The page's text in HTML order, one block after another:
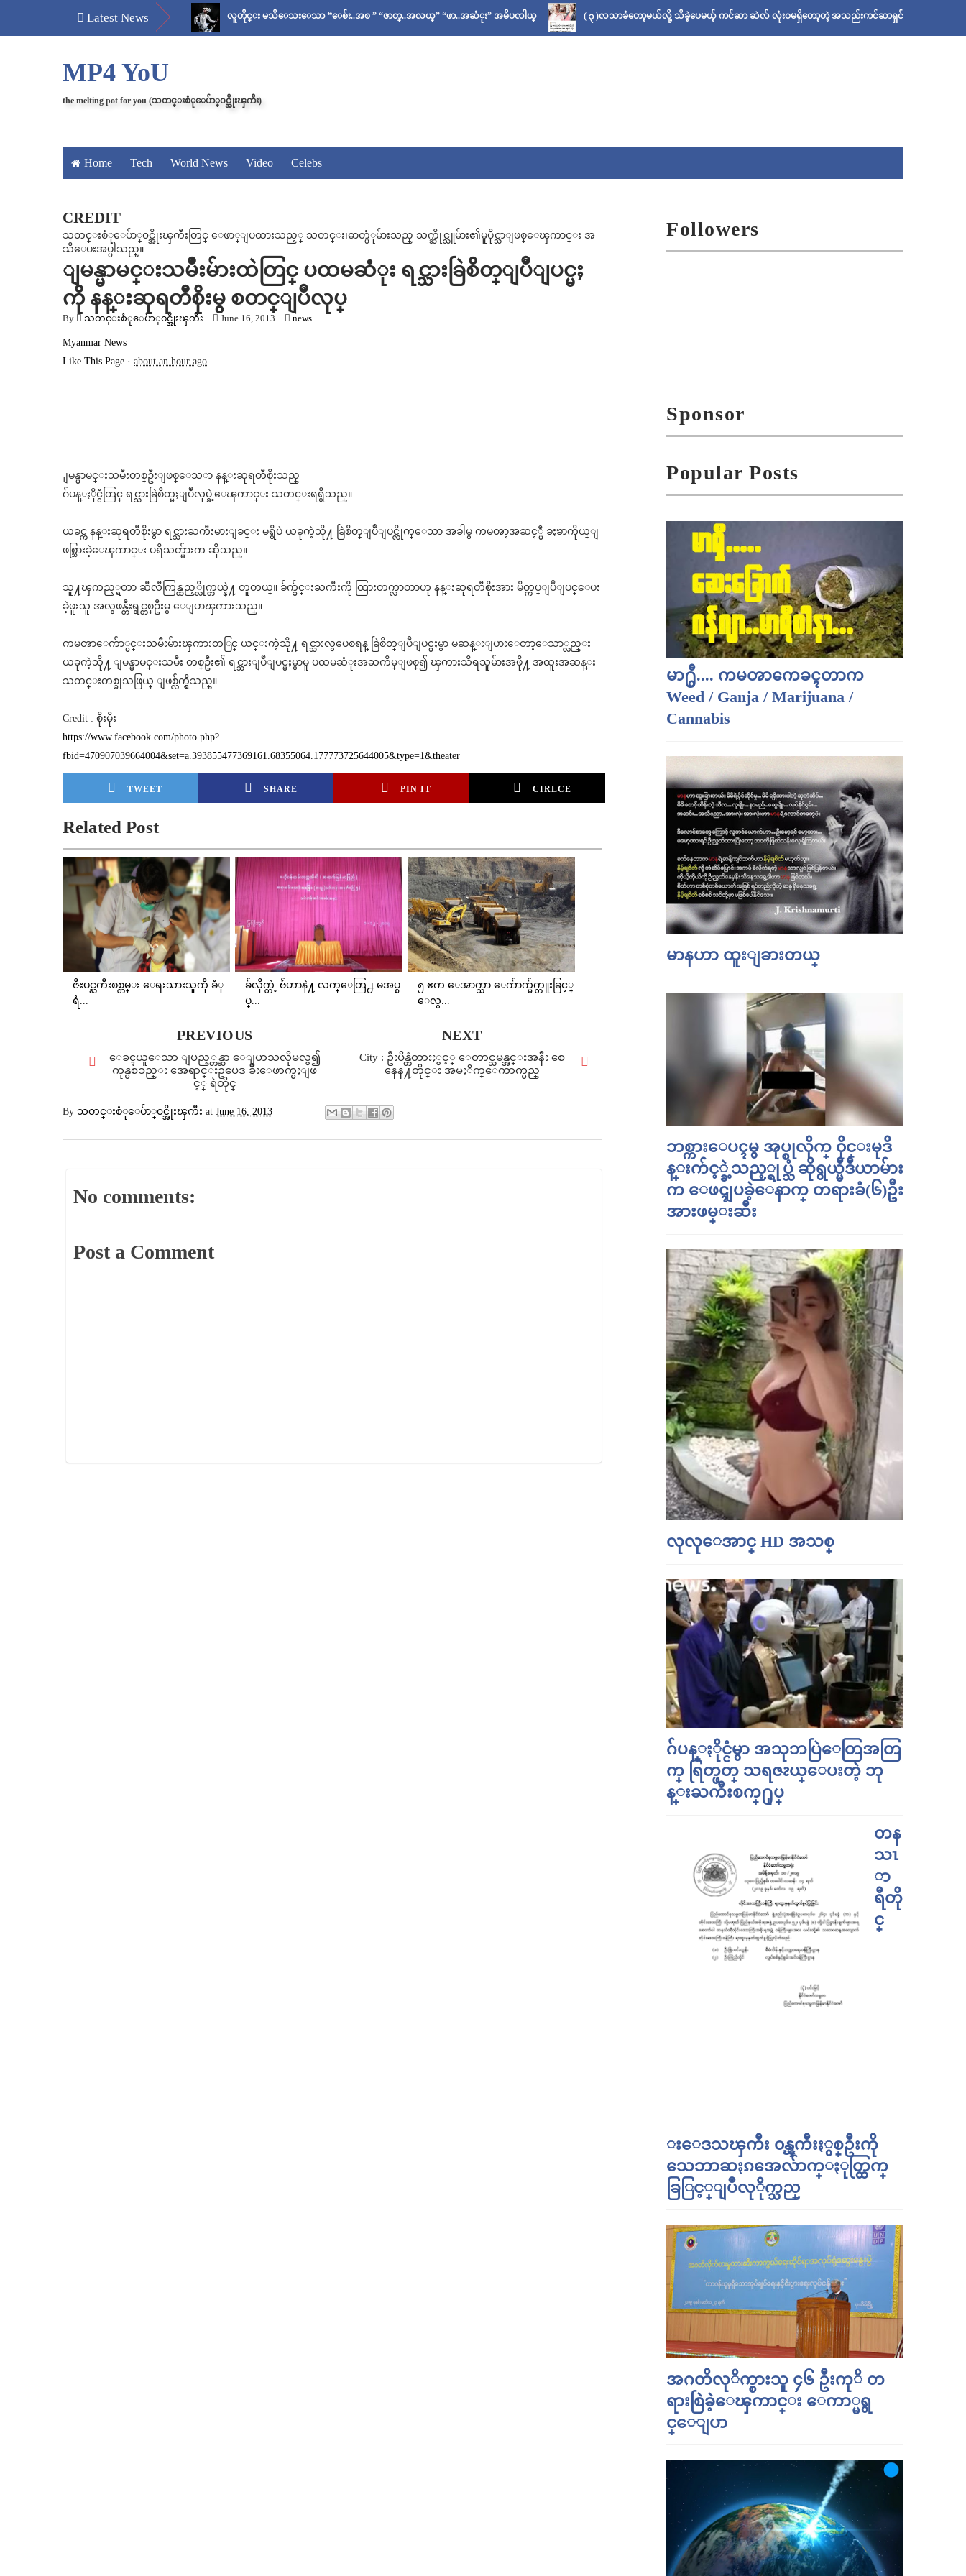
Latest News
မန်ကျည်းချဉ် သိပ်နည်း လူတိုင္း မသိေသးေသာ “ေစ်း..အစ ” “ဇာတ္..အလယ္” “ဖာ..အဆံုး” အဓိပၸါယ္ ( ၃ )လသာခံတော့မယ်လို့ သိခဲ့ပေမယ့် ကင်ဆာ ဆဲလ် လုံးဝမရှိတော့တဲ့ အသည်းကင်ဆာရှင် ဦးစိုးသန်းရဲ့ ဆေးနည်း
MP4 YoU
the melting pot for you (သတင္းစံုေပ်ာ္၀င္အိုးၾကီး)
Home Tech World News Video Celebs
CREDIT
သတင္းစံုေပ်ာ္၀င္အိုးၾကီးတြင္ ေဖာ္ျပထားသည့္ သတင္း၊ဓာတ္ပံုမ်ားသည္ သက္ဆိုင္သူမ်ား၏မူပိုင္သာျဖစ္ေၾကာင္း အ
သိေပးအပ္ပါသည္။
ျမန္မာမင္းသမီးမ်ားထဲတြင္ ပထမဆံုး ရင္သားခြဲစိတ္ျပဳျပင္မႈ
ကို နန္းဆုရတီစိုးမွ စတင္ျပဳလုပ္
By သတင္းစံုေပ်ာ္၀င္အိုးၾကီး June 16, 2013 news
Myanmar News
Like This Page · about an hour ago
ျမန္မာမင္းသမီးတစ္ဦးျဖစ္ေသာ နန္းဆုရတီစိုးသည္
ဂ်ပန္ႏိုင္ငံတြင္ ရင္သားခြဲစိတ္မႈျပဳလုပ္ခဲ့ေၾကာင္း သတင္းရရွိသည္။
ယခင္က နန္းဆုရတီစိုးမွာ ရင္သားႀကီးမားျခင္း မရွိပဲ ယခုကဲ့သို႔ ခြဲစိတ္ျပဳျပင္လိုက္ေသာ အခါမွ ကမၻာ့အဆင့္မီ ခႏၶာကိုယ္ျ
ဖစ္သြားခဲ့ေၾကာင္း ပရိသတ္မ်ားက ဆိုသည္။
သူ႔ၾကည့္ရတာ ဆီလီကြန္ထည့္လိုက္တယ္နဲ႔ တူတယ္။ ခ်က္ခ်င္းႀကီးကို ထြားတက္လာတာဟု နန္းဆုရတီစိုးအား မိတ္ကပ္ျပဳျပင္ေပး
ခဲ့ဖူးသူ အလွဖန္တီးရွင္တစ္ဦးမွ ေျပာၾကားသည္။
ကမၻာေက်ာ္မင္းသမီးမ်ားၾကားတ ြင္ ယင္းကဲ့သို႔ ရင္သားလွပေစရန္ ခြဲစိတ္ျပဳျပင္မႈမွာ မဆန္းျပားေတာ့ေသာ္လည္း
ယခုကဲ့သို႔ ျမန္မာမင္းသမီး တစ္ဦး၏ ရင္သားျပဳျပင္မႈမွာမူ ပထမဆံုးအႀကိမ္ျဖစ္၍ ၾကားသိရသူမ်ားအဖို႔ အထူးအဆန္း
သတင္းတစ္ခုသဖြယ္ ျဖစ္လ်က္ရွိသည္။
Credit : စိုးမိုး
https://www.facebook.com/photo.php?
fbid=470907039664004&set=a.393855477369161.68355064.177773725644005&type=1&theater
TWEET SHARE PIN IT CIRLCE
Related Post
ဇီးပင္ႀကီးစစ္တမ္း ေရးသားသူကို ခံု
ရံ...
ခ်လိုက္တဲ့ ဗ်ဴဟာနဲ႔ လက္ေတြ႕ မအပ္စ
ပ္...
၅ ဧက ေအာက္သာ ေက်ာက္မ်က္တူးခြင့္
ေလွ...
NEXT
City : ဦးပိန္တံတားႏွင့္ ေတာင္သမန္အင္းအနီး စေ
နေန႔တိုင္း အမႈိက္ေကာက္မည္
PREVIOUS
ေခၚယူေသာ ျပည့္တန္ဆာ ေျပာသလိုမလွ၍
ကုန္ပစၥည္း အေရာင္းဥပေဒ ခ်ဳိးေဖာက္မႈျဖ
င့္ ရဲတိုင္
By သတင္းစံုေပ်ာ္၀င္အိုးၾကီး at June 16, 2013
No comments:
Post a Comment
Followers
Sponsor
Popular Posts
မာ႐ွီ.... ကမၻာကေခၚတာက
Weed / Ganja / Marijuana /
Cannabis
မာနဟာ ထူးျခားတယ္
ဘစ္ကားေပၚမွ အုပ္စုလိုက္ ၀ိုင္းမုဒိ
န္းက်င့္ခဲ့သည့္ရုပ္သံ ဆိုရွယ္မီဒီယာမ်ား
က ေဖၚျပခဲ့ေနာက္ တရားခံ(၆)ဦး
အားဖမ္းဆီး
လုလုေအာင္ HD အသစ္
ဂ်ပန္ႏိုင္ငံမွာ အသုဘပြဲေတြအတြ
က္ ရြတ္ဖတ္ သရဇၩယ္ေပးတဲ့ ဘု
န္းႀကီးစက္႐ုပ္
တန
သၤ
ာ
ရီတို
င္
းေဒသၾကီး ၀န္ၾကီးႏွစ္ဦးကို
သေဘာဆႏၵအေလ်ာက္ႏုတ္ထြက္
ခြြင့္ျပဳလုိုက္သည္
အဂတိလုိက္စားသူ ၄၆ ဦးကုိ တ
ရားစြဲခဲ့ေၾကာင္း ေကာ္မရွ
င္ေျပာ